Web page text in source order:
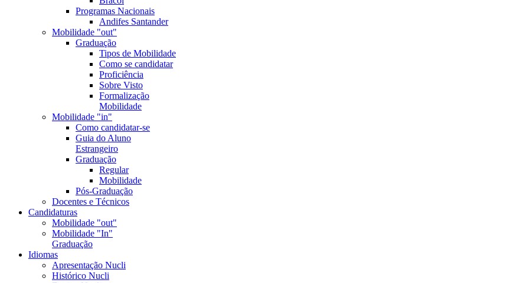
Programas Nacionais
Andifes Santander
Mobilidade "out"
Graduação
Tipos de Mobilidade
Como se candidatar
Proficiência
Sobre Visto
Formalização
Mobilidade
Mobilidade "in"
Como candidatar-se
Guia do Aluno
Estrangeiro
Graduação
Regular
Mobilidade
Pós-Graduação
Docentes e Técnicos
Candidaturas
Mobilidade "out"
Mobilidade "In"
Graduação
Idiomas
Apresentação Nucli
Histórico Nucli